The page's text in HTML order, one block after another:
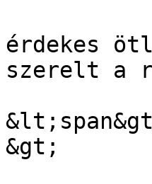
érdekes
szerelt a
&gt;